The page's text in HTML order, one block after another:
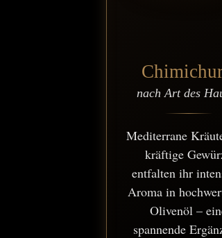
nach Art des
Mediterrane
kräftige
entfalten ihr
Aroma in
Olivenöl –
spannende